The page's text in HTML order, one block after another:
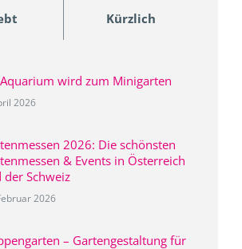
Kürzlich
wird zum Minigarten
2026
2026: Die schönsten
& Events in Österreich
der Schweiz
2026
– Gartengestaltung für